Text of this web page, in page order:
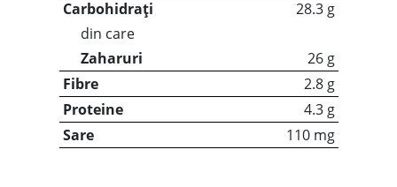
Carbohidrați
28.3 g
din care
Zaharuri
26 g
Fibre
2.8 g
Proteine
4.3 g
Sare
110 mg